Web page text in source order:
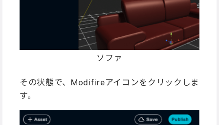
ソファ
その状態で、Modifireアイコンをクリックしま
す。